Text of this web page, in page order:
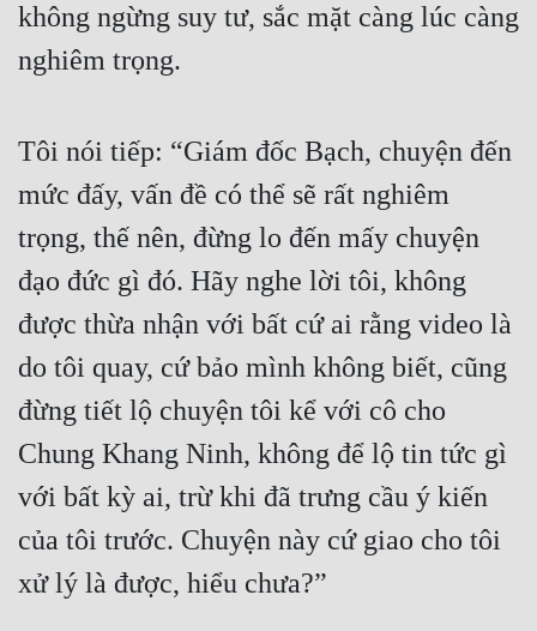
không ngừng suy tư, sắc mặt càng lúc càng
nghiêm trọng.
Tôi nói tiếp: “Giám đốc Bạch, chuyện đến
mức đấy, vấn đề có thể sẽ rất nghiêm
trọng, thế nên, đừng lo đến mấy chuyện
đạo đức gì đó. Hãy nghe lời tôi, không
được thừa nhận với bất cứ ai rằng video là
do tôi quay, cứ bảo mình không biết, cũng
đừng tiết lộ chuyện tôi kể với cô cho
Chung Khang Ninh, không để lộ tin tức gì
với bất kỳ ai, trừ khi đã trưng cầu ý kiến
của tôi trước. Chuyện này cứ giao cho tôi
xử lý là được, hiểu chưa?”